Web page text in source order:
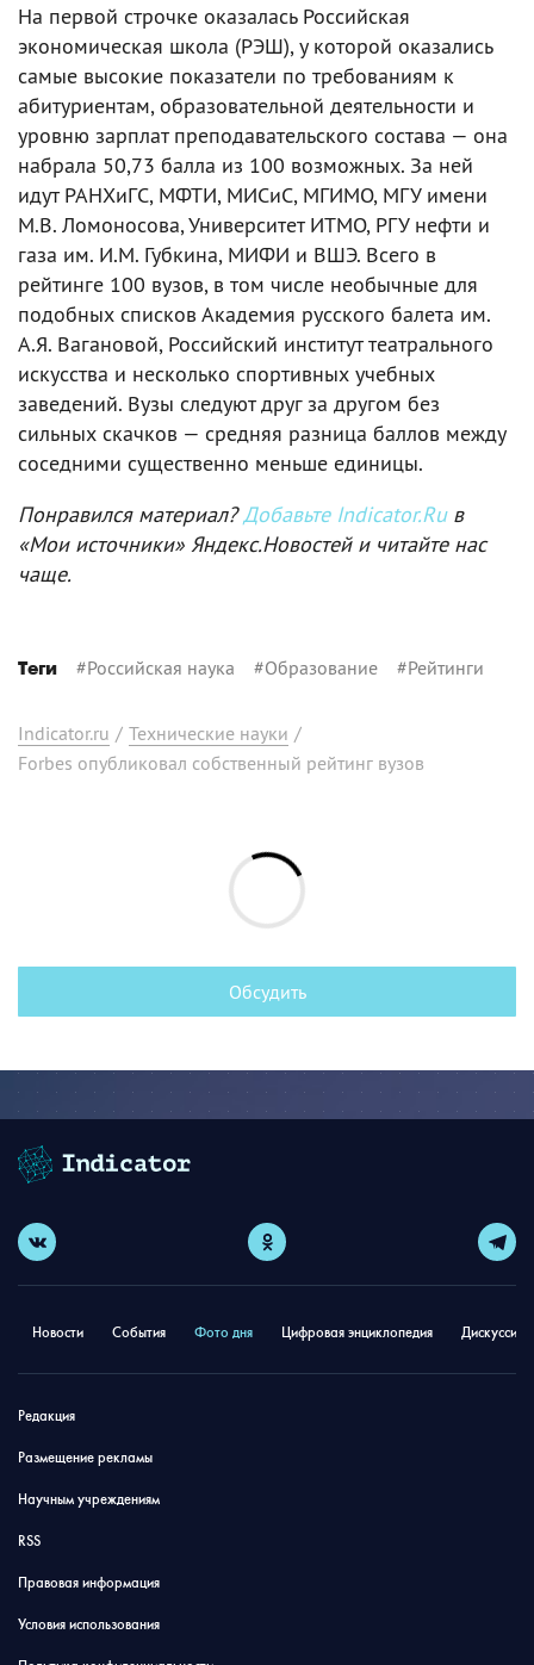
На первой строчке оказалась Российская
экономическая школа (РЭШ), у которой оказались
самые высокие показатели по требованиям к
абитуриентам, образовательной деятельности и
уровню зарплат преподавательского состава — она
набрала 50,73 балла из 100 возможных. За ней
идут РАНХиГС, МФТИ, МИСиС, МГИМО, МГУ имени
М.В. Ломоносова, Университет ИТМО, РГУ нефти и
газа им. И.М. Губкина, МИФИ и ВШЭ. Всего в
рейтинге 100 вузов, в том числе необычные для
подобных списков Академия русского балета им.
А.Я. Вагановой, Российский институт театрального
искусства и несколько спортивных учебных
заведений. Вузы следуют друг за другом без
сильных скачков — средняя разница баллов между
соседними существенно меньше единицы.
Понравился материал?Добавьте Indicator.Ruв
«Мои источники» Яндекс.Новостей и читайте нас
чаще.
Теги #Российская наука #Образование #Рейтинги
Indicator.ru / Технические науки /
Forbes опубликовал собственный рейтинг вузов
Обсудить
Новости События Фото дня Цифровая энциклопедия
Редакция
Размещение рекламы
Научным учреждениям
RSS
Правовая информация
Условия использования